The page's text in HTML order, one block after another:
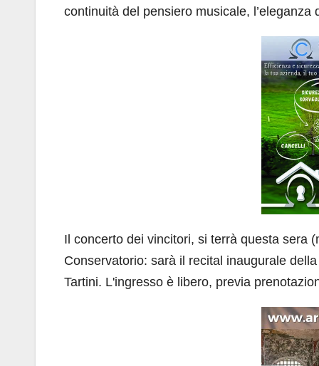
continuità del pensiero musicale,
Il concerto dei vincitori, si terrà questa sera
Conservatorio: sarà il recital inaugurale
Tartini. L'ingresso è libero, previa